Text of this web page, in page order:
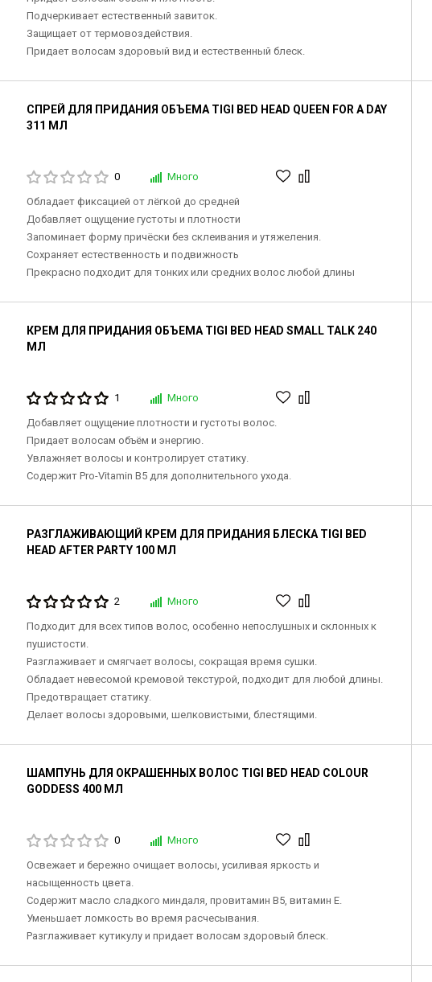
Подчеркивает естественный завиток.
Защищает от термовоздействия.
Придает волосам здоровый вид и естественный блеск.
СПРЕЙ ДЛЯ ПРИДАНИЯ ОБЪЕМА TIGI BED HEAD QUEEN FOR A DAY
311 МЛ
0 Много
Обладает фиксацией от лёгкой до средней
Добавляет ощущение густоты и плотности
Запоминает форму причёски без склеивания и утяжеления.
Сохраняет естественность и подвижность
Прекрасно подходит для тонких или средних волос любой длины
КРЕМ ДЛЯ ПРИДАНИЯ ОБЪЕМА TIGI BED HEAD SMALL TALK 240
МЛ
1 Много
Добавляет ощущение плотности и густоты волос.
Придает волосам объём и энергию.
Увлажняет волосы и контролирует статику.
Содержит Pro-Vitamin B5 для дополнительного ухода.
РАЗГЛАЖИВАЮЩИЙ КРЕМ ДЛЯ ПРИДАНИЯ БЛЕСКА TIGI BED
HEAD AFTER PARTY 100 МЛ
2 Много
Подходит для всех типов волос, особенно непослушных и склонных к
пушистости.
Разглаживает и смягчает волосы, сокращая время сушки.
Обладает невесомой кремовой текстурой, подходит для любой длины.
Предотвращает статику.
Делает волосы здоровыми, шелковистыми, блестящими.
ШАМПУНЬ ДЛЯ ОКРАШЕННЫХ ВОЛОС TIGI BED HEAD COLOUR
GODDESS 400 МЛ
0 Много
Освежает и бережно очищает волосы, усиливая яркость и
насыщенность цвета.
Содержит масло сладкого миндаля, провитамин В5, витамин Е.
Уменьшает ломкость во время расчесывания.
Разглаживает кутикулу и придает волосам здоровый блеск.